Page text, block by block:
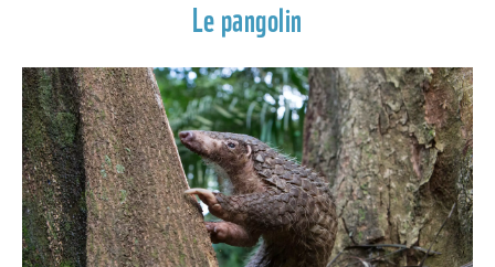
Le pangolin